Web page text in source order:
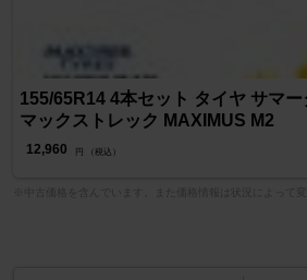
155/65R14 4本セット タイヤ サマ
マックストレック MAXIMUS M2
12,960 円 （税込）